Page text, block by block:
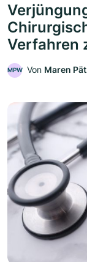
Verfahren
MPW Von Maren